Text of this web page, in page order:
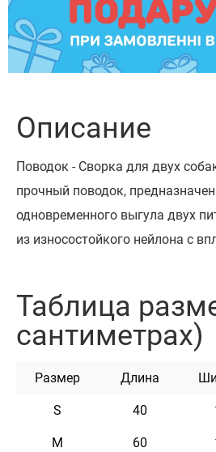
Описание
Поводок - Сворка для двух
прочный поводок,
одновременного выгула двух
из износостойкого нейлона с
материал не теряет цвет и не
временем.
металлическим карабином,
нагрузку активных собак.
предотвращает спутывание и
Таблица
сантиметрах)
Размер Длина
S 40
M 60